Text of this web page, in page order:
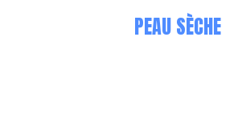
PEAU SÈCHE